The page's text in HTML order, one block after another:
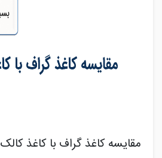
مقایسه کاغذ گراف با کاغذ کالک